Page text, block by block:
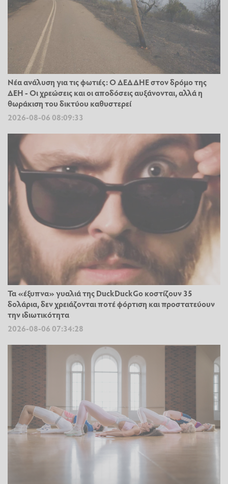
Νέα ανάλυση για τις φωτιές: Ο ΔΕΔΔΗΕ στον δρόμο της
ΔΕΗ - Οι χρεώσεις και οι αποδόσεις αυξάνονται, αλλά η
θωράκιση του δικτύου καθυστερεί
2026-08-06 08:09:33
Τα «έξυπνα» γυαλιά της DuckDuckGo κοστίζουν 35
δολάρια, δεν χρειάζονται ποτέ φόρτιση και προστατεύουν
την ιδιωτικότητα
2026-08-06 07:34:28